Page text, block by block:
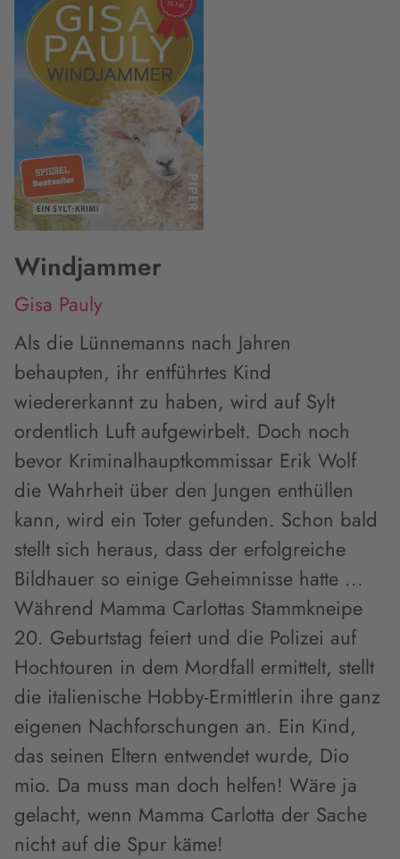
Windjammer
Gisa Pauly
Als die Lünnemanns nach Jahren
behaupten, ihr entführtes Kind
wiedererkannt zu haben, wird auf Sylt
ordentlich Luft aufgewirbelt. Doch noch
bevor Kriminalhauptkommissar Erik Wolf
die Wahrheit über den Jungen enthüllen
kann, wird ein Toter gefunden. Schon bald
stellt sich heraus, dass der erfolgreiche
Bildhauer so einige Geheimnisse hatte ...
Während Mamma Carlottas Stammkneipe
20. Geburtstag feiert und die Polizei auf
Hochtouren in dem Mordfall ermittelt, stellt
die italienische Hobby-Ermittlerin ihre ganz
eigenen Nachforschungen an. Ein Kind,
das seinen Eltern entwendet wurde, Dio
mio. Da muss man doch helfen! Wäre ja
gelacht, wenn Mamma Carlotta der Sache
nicht auf die Spur käme!